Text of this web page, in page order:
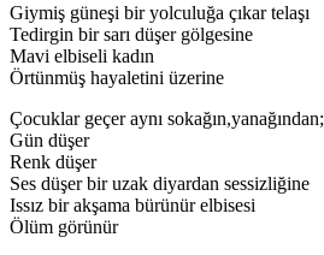
Giymiş güneşi bir yolculuğa çıkar telaşı
Tedirgin bir sarı düşer gölgesine
Mavi elbiseli kadın
Örtünmüş hayaletini üzerine
Çocuklar geçer aynı sokağın,yanağından;
Gün düşer
Renk düşer
Ses düşer bir uzak diyardan sessizliğine
Issız bir akşama bürünür elbisesi
Ölüm görünür